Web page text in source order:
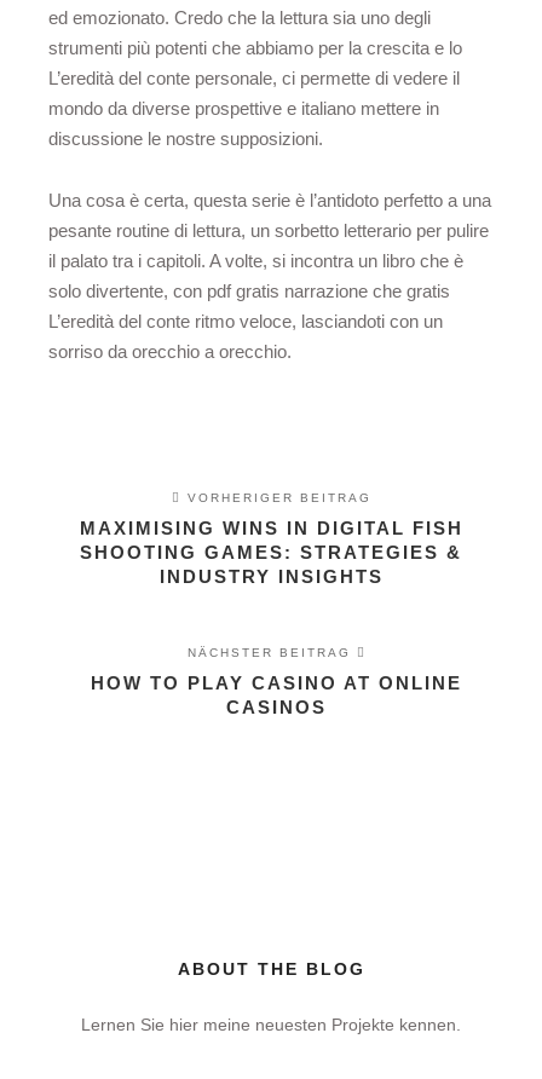
ed emozionato. Credo che la lettura sia uno degli
strumenti più potenti che abbiamo per la crescita e lo
L’eredità del conte personale, ci permette di vedere il
mondo da diverse prospettive e italiano mettere in
discussione le nostre supposizioni.
Una cosa è certa, questa serie è l’antidoto perfetto a una
pesante routine di lettura, un sorbetto letterario per pulire
il palato tra i capitoli. A volte, si incontra un libro che è
solo divertente, con pdf gratis narrazione che gratis
L’eredità del conte ritmo veloce, lasciandoti con un
sorriso da orecchio a orecchio.
VORHERIGER BEITRAG
MAXIMISING WINS IN DIGITAL FISH
SHOOTING GAMES: STRATEGIES &
INDUSTRY INSIGHTS
NÄCHSTER BEITRAG
HOW TO PLAY CASINO AT ONLINE
CASINOS
ABOUT THE BLOG
Lernen Sie hier meine neuesten Projekte kennen.